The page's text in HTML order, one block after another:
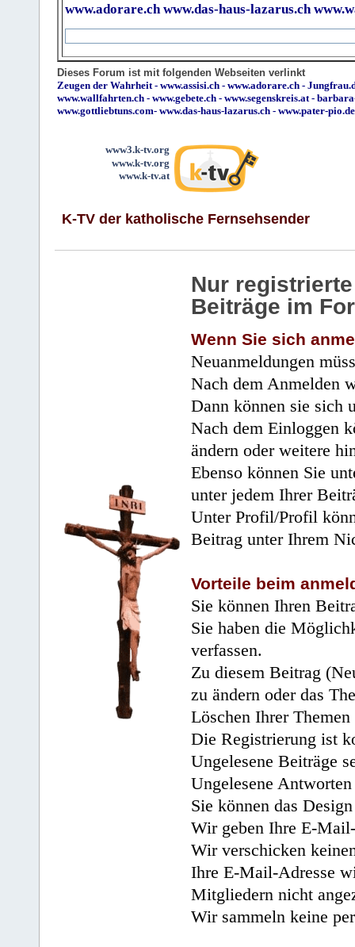
www.adorare.ch www.das-haus-lazarus.ch
Dieses Forum ist mit folgenden Webseiten verlinkt
Zeugen der Wahrheit - www.assisi.ch - www.adorare.ch -
www.wallfahrten.ch - www.gebete.ch - www.segenskreis.at -
www.gottliebtuns.com- www.das-haus-lazarus.ch - www.pater-pio.de
www3.k-tv.org
www.k-tv.org
www.k-tv.at
K-TV der katholische Fernsehsender
Nur
Beiträge im
Wenn Sie sich
Neuanmeldungen
Nach dem Anmelden
Dann können sie sich
Nach dem Einloggen
ändern oder weitere
Ebenso können Sie
unter jedem Ihrer
Unter Profil/Profil
Beitrag unter Ihrem
Vorteile beim
Sie können Ihren
Sie haben die
verfassen.
Zu diesem Beitrag
zu ändern oder das
Löschen Ihrer
Die Registrierung ist
Ungelesene Beiträge
Ungelesene
Sie können das
Wir geben Ihre E-
Wir verschicken
Ihre E-Mail-Adresse
Mitgliedern nicht
Wir sammeln keine